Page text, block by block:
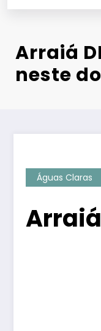
Arraiá
neste
Águas Claras